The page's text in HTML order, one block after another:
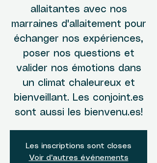
allaitantes avec nos
marraines d'allaitement pour
échanger nos expériences,
poser nos questions et
valider nos émotions dans
un climat chaleureux et
bienveillant. Les conjoint.es
sont aussi les bienvenu.es!
Les inscriptions sont closes
Voir d'autres événements